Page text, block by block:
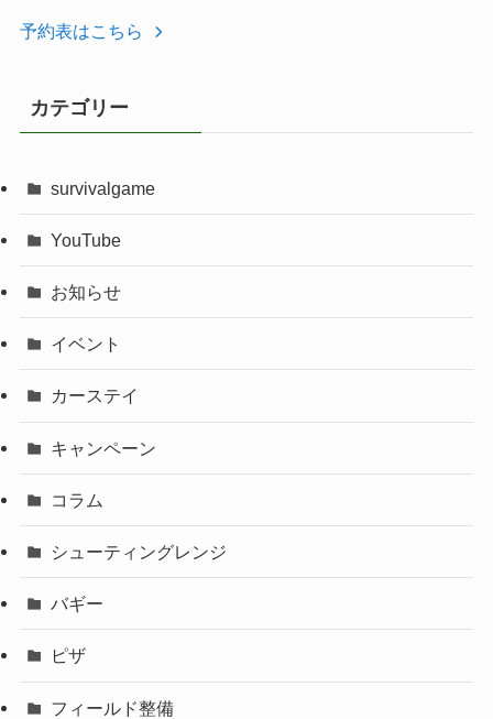
予約表はこちら
カテゴリー
survivalgame
YouTube
お知らせ
イベント
カーステイ
キャンペーン
コラム
シューティングレンジ
バギー
ピザ
フィールド整備